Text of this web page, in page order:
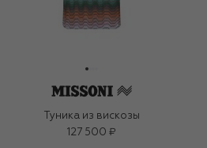
Туника из вискозы
127 500 ₽